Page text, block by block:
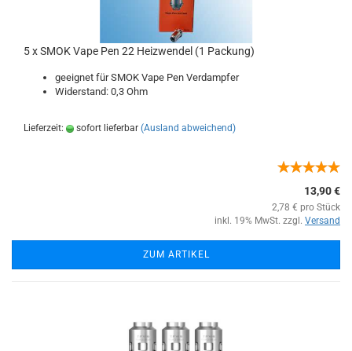
5 x SMOK Vape Pen 22 Heizwendel (1 Packung)
geeignet für SMOK Vape Pen Verdampfer
Widerstand: 0,3 Ohm
Lieferzeit: sofort lieferbar (Ausland abweichend)
13,90 €
2,78 € pro Stück
inkl. 19% MwSt. zzgl. Versand
ZUM ARTIKEL